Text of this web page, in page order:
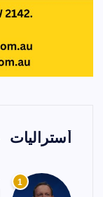
أستراليات
1